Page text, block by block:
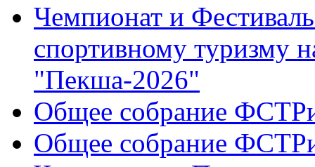
Чемпионат и
спортивному туризму
"Пекша-2026"
Общее собрание
Общее собрание